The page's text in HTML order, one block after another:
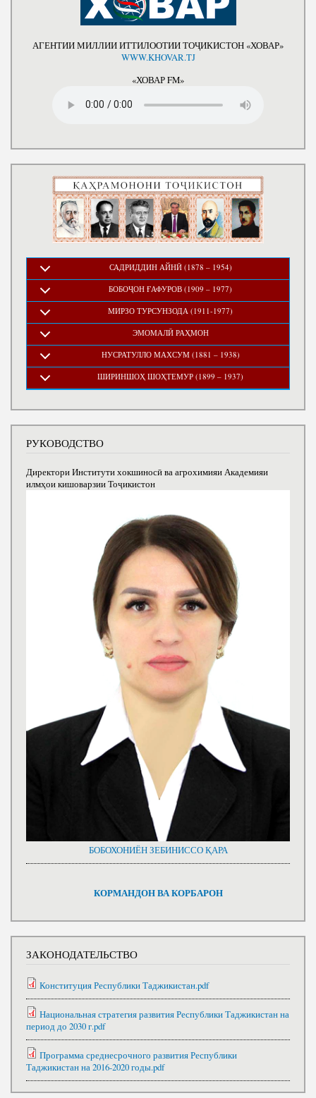
АГЕНТИИ МИЛЛИИ ИТТИЛООТИИ ТОҶИКИСТОН «ХОВАР»
WWW.KHOVAR.TJ
«ХОВАР FM»
САДРИДДИН АЙНӢ (1878 – 1954)
БОБОҶОН ҒАФУРОВ (1909 – 1977)
МИРЗО ТУРСУНЗОДА (1911-1977)
ЭМОМАЛӢ РАҲМОН
НУСРАТУЛЛО МАХСУМ (1881 – 1938)
ШИРИНШОҲ ШОҲТЕМУР (1899 – 1937)
РУКОВОДСТВО
Директори Институти хокшиносӣ ва агрохимияи Академияи
илмҳои кишоварзии Тоҷикистон
БОБОХОНИЁН ЗЕБИНИССО ҚАРА
КОРМАНДОН ВА КОРБАРОН
ЗАКОНОДАТЕЛЬСТВО
Конституция Республики Таджикистан.pdf
Национальная стратегия развития Республики Таджикистан на
период до 2030 г.pdf
Программа среднесрочного развития Республики
Таджикистан на 2016-2020 годы.pdf